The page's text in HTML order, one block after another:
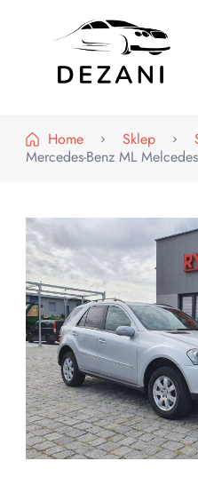
Home
Sklep
Mercedes-Benz ML